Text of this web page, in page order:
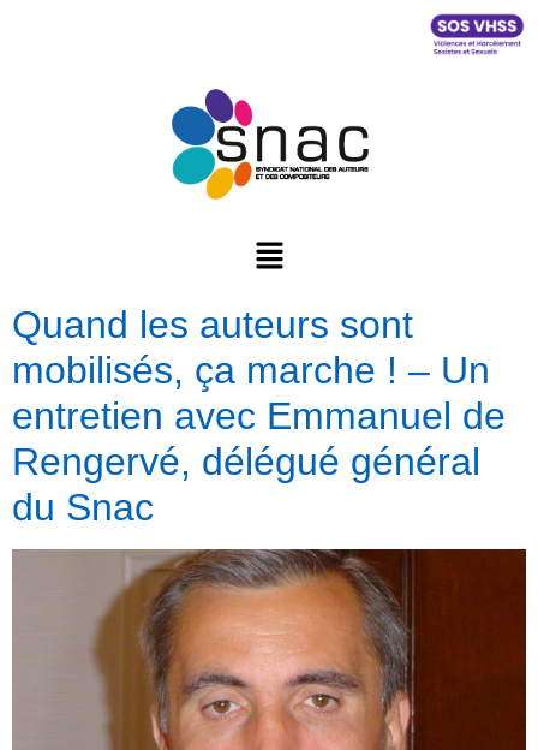
Quand les auteurs sont
mobilisés, ça marche ! – Un
entretien avec Emmanuel de
Rengervé, délégué général
du Snac